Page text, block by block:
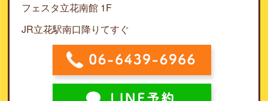
フェスタ立花南館 1F
JR立花駅南口降りてすぐ